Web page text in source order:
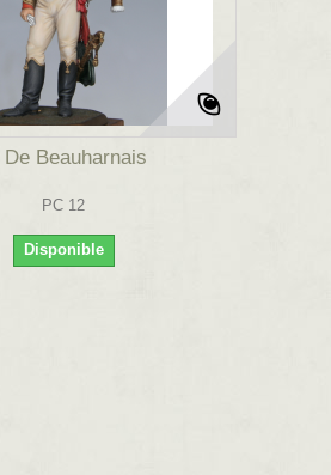
De Beauharnais
PC 12
Disponible